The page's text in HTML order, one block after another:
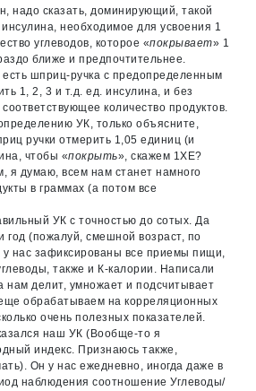
надо сказать, доминирующий, такой
необходимое для усвоения 1
углеводов, которое «покрывает» 1
ближе и предпочтительнее.
шприц-ручка с предопределенным
1, 2, 3 и т.д. ед. инсулина, и без
количество продуктов.
УК, только объясните,
ручки отмерить 1,05 единиц (и
чтобы «покрыть», скажем 1ХЕ?
я думаю, всем нам станет намного
в граммах (а потом все
УК с точностью до сотых. Да
год (пожалуй, смешной возраст, по
нас зафиксированы все приемы пищи,
также и К-калории. Написали
нам делит, умножает и подсчитывает
обрабатываем на корреляционных
очень полезных показателей.
наш УК (Вообще-то я
индекс. Признаюсь также,
Он у нас ежедневно, иногда даже в
наблюдения соотношение Углеводы/